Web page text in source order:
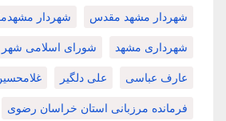
شهردار مشهد مقدس شهردار
شهرداری مشهد شورای اسلامی
عارف عباسی علی دلگیر
فرمانده مرزبانی استان خراسان رضوی